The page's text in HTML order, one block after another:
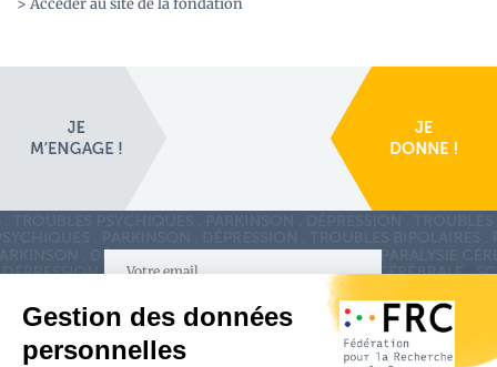
S'inscrire à la newsletter